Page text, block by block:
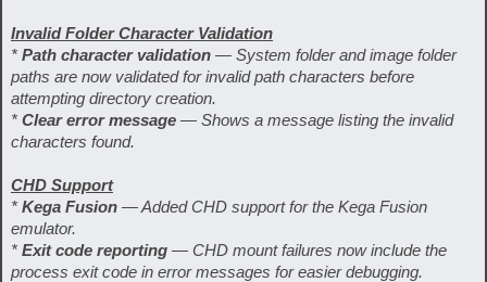
Invalid Folder Character Validation
* Path character validation — System folder and image folder
paths are now validated for invalid path characters before
attempting directory creation.
* Clear error message — Shows a message listing the invalid
characters found.
CHD Support
* Kega Fusion — Added CHD support for the Kega Fusion
emulator.
* Exit code reporting — CHD mount failures now include the
process exit code in error messages for easier debugging.